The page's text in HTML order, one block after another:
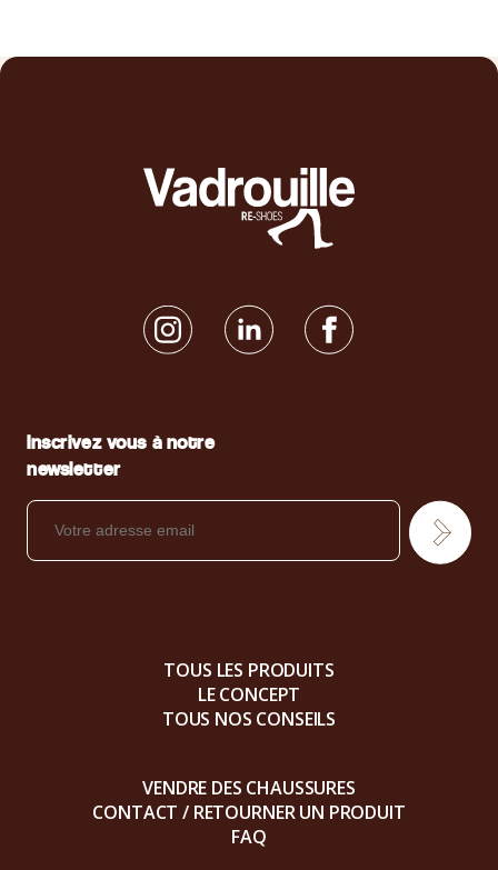
Inscrivez vous à notre
newsletter
TOUS LES PRODUITS
LE CONCEPT
TOUS NOS CONSEILS
VENDRE DES CHAUSSURES
CONTACT / RETOURNER UN PRODUIT
FAQ